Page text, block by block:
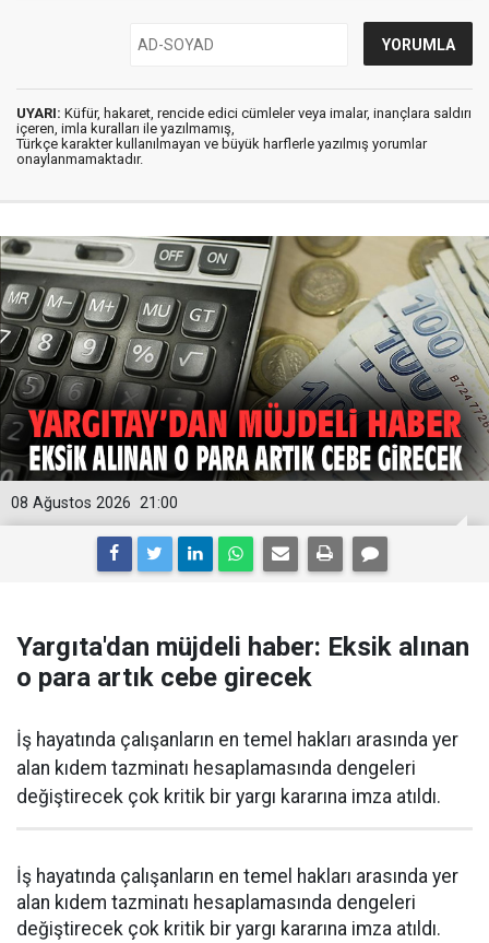
UYARI: Küfür, hakaret, rencide edici cümleler veya imalar, inançlara saldırı
içeren, imla kuralları ile yazılmamış,
Türkçe karakter kullanılmayan ve büyük harflerle yazılmış yorumlar
onaylanmamaktadır.
21:00
08 Ağustos 2026
Yargıta'dan müjdeli haber: Eksik alınan
o para artık cebe girecek
İş hayatında çalışanların en temel hakları arasında yer
alan kıdem tazminatı hesaplamasında dengeleri
değiştirecek çok kritik bir yargı kararına imza atıldı.
İş hayatında çalışanların en temel hakları arasında yer
alan kıdem tazminatı hesaplamasında dengeleri
değiştirecek çok kritik bir yargı kararına imza atıldı.